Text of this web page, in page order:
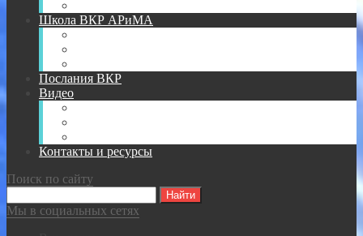
Школа ВКР АРиМА
Послания ВКР
Видео
Контакты и ресурсы
Поиск по сайту
Мы в социальных сетях